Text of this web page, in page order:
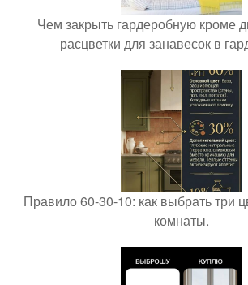
Чем закрыть гардеробную кроме
расцветки для занавесок в
Правило 60-30-10: как выбрать три
комнаты.